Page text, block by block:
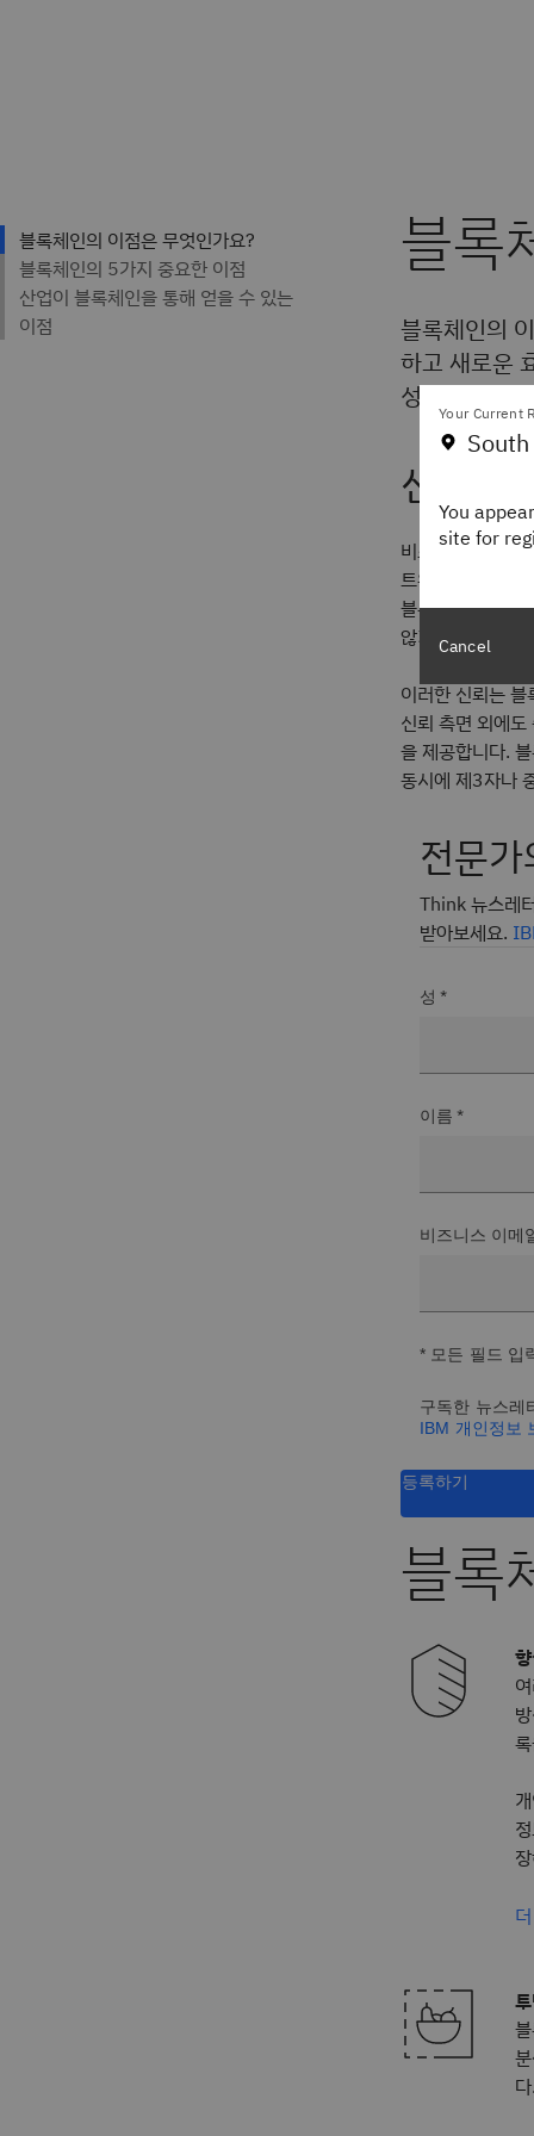
블록
블록체인의
하고 새로운
성을 높일 수
신뢰 구
비즈니스용 블록
트워크 구성원은
블록체인을 '신뢰
않기 때문이 아니
이러한 신뢰는
신뢰 측면 외에
을 제공합니다.
동시에 제3자나
전문
Think 뉴스레
받아보세요.
성 *
이름 *
비즈니스 이메
* 모든 필드 입
구독한 뉴스레
IBM 개인정보
등록하기
블록
다.
Your Current
You
site for
Cancel